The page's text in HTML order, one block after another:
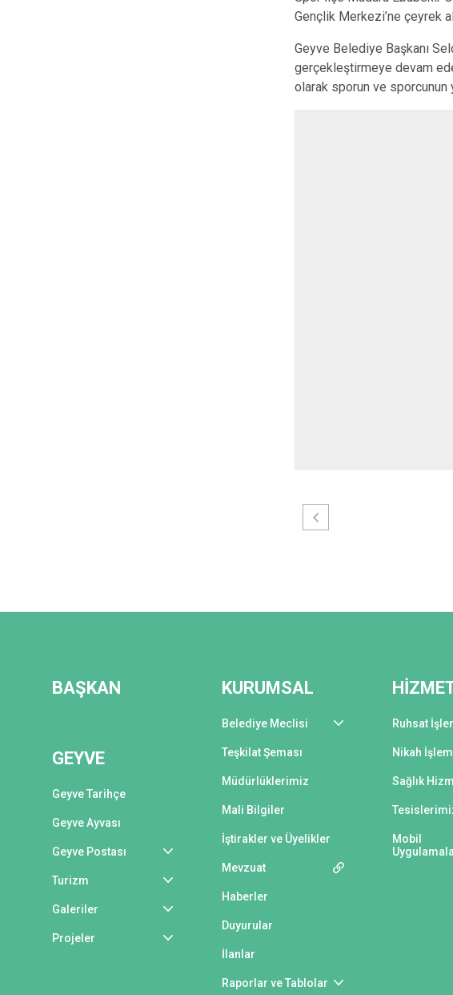
Gençlik Merkezi’ne çeyrek
Geyve Belediye Başkanı
gerçekleştirmeye devam
olarak sporun ve sporcunun
BAŞKAN
GEYVE
Geyve Tarihçe
Geyve Ayvası
Geyve Postası
Turizm
Galeriler
Projeler
KURUMSAL
Belediye Meclisi
Teşkilat Şeması
Müdürlüklerimiz
Mali Bilgiler
İştirakler ve Üyelikler
Mevzuat
Haberler
Duyurular
İlanlar
Raporlar ve Tablolar
Ruhsat
Nikah
Sağlık
Mobil